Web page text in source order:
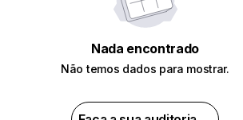
Nada encontrado
Não temos dados para mostrar.